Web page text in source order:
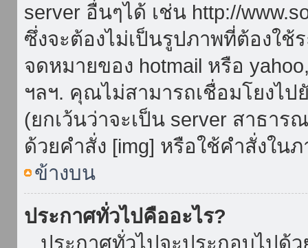
server อื่นๆได้ เช่น http://
ซึ่งจะต้องไม่เป็นรูปภาพที่ต้องใ
จดหมายของ hotmail หรือ
ฯลฯ. คุณไม่สามารถเชื่อมโยงไ
(ยกเว้นว่าจะเป็น server สาธาร
ด้วยคำสั่ง [img] หรือใช้คำสั่งใ
ข้างบน
ประกาศทั่วไปคืออะไร?
ประกาศทั่วไปจะประกอบไปด้